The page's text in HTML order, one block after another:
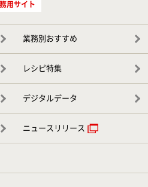
用サイト
業務別おすすめ
レシピ特集
デジタルデータ
ニュースリリース